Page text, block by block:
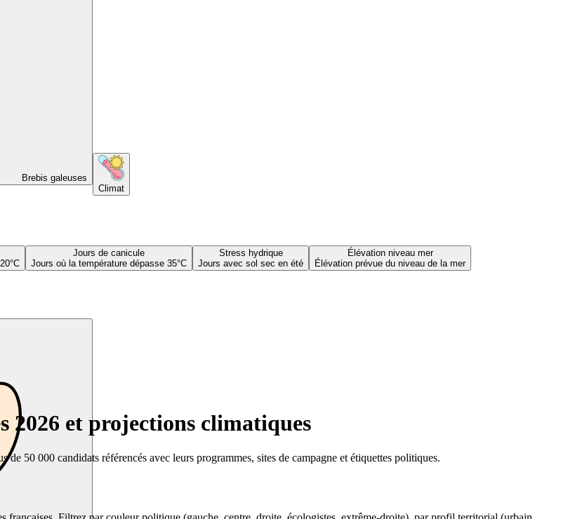
Brebis galeuses
Climat
Jours de canicule
Jours où la température dépasse 35°C
Stress hydrique
Jours avec sol sec en été
Élévation niveau mer
Élévation prévue du niveau de la mer
et projections climatiques
50 000 candidats référencés avec leurs programmes, sites de campagne et étiquettes politiques.